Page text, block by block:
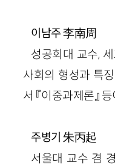
이남주李南周
성공회대 교수,
사회의 형성과 특징
서 『이중과제론』
주병기 朱丙起
서울대 교수 겸